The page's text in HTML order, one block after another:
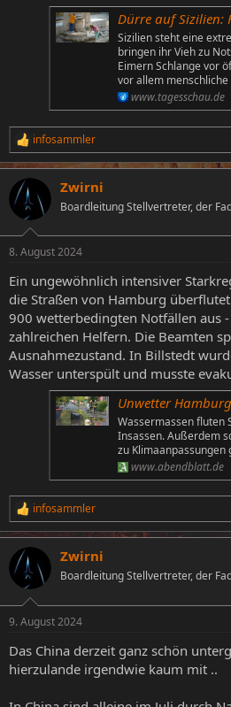
Dürre auf Sizilien:
Sizilien steht eine
bringen ihr Vieh zu
Eimern Schlange vor
vor allem menschliche
www.tagesschau.de
R
e
a
k
t
i
e
:
infosammler
Zwirni
Boardleitung Stellvertreter, der
8. August 2024
Ein ungewöhnlich intensiver
die Straßen von Hamburg
900 wetterbedingten Notfällen aus
zahlreichen Helfern. Die Beamten
Ausnahmezustand. In Billstedt
Wasser unterspült und musste
Unwetter Hamburg:
Wassermassen fluten
Insassen. Außerdem
zu Klimaanpassungen
www.abendblatt.de
R
e
a
k
t
i
e
:
infosammler
Zwirni
Boardleitung Stellvertreter, der
9. August 2024
Das China derzeit ganz schön
hierzulande irgendwie kaum mit ..